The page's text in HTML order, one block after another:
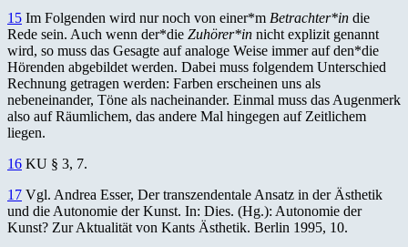
15 Im Folgenden wird nur noch von einer*m Betrachter*in die
Rede sein. Auch wenn der*die Zuhörer*in nicht explizit genannt
wird, so muss das Gesagte auf analoge Weise immer auf den*die
Hörenden abgebildet werden. Dabei muss folgendem Unterschied
Rechnung getragen werden: Farben erscheinen uns als
nebeneinander, Töne als nacheinander. Einmal muss das Augenmerk
also auf Räumlichem, das andere Mal hingegen auf Zeitlichem
liegen.
16 KU § 3, 7.
17 Vgl. Andrea Esser, Der transzendentale Ansatz in der Ästhetik
und die Autonomie der Kunst. In: Dies. (Hg.): Autonomie der
Kunst? Zur Aktualität von Kants Ästhetik. Berlin 1995, 10.